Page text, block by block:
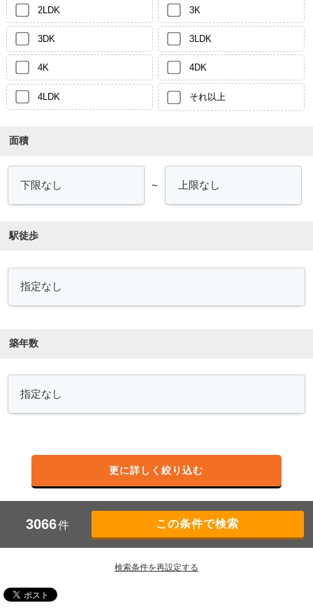
2LDK 3K
3DK 3LDK
4K 4DK
4LDK それ以上
面積
～
駅徒歩
築年数
更に詳しく絞り込む
3066件
検索条件を再設定する